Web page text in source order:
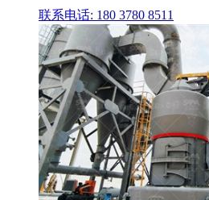
联系电话: 180 3780 8511